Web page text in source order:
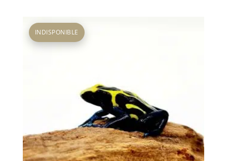
INDISPONIBLE